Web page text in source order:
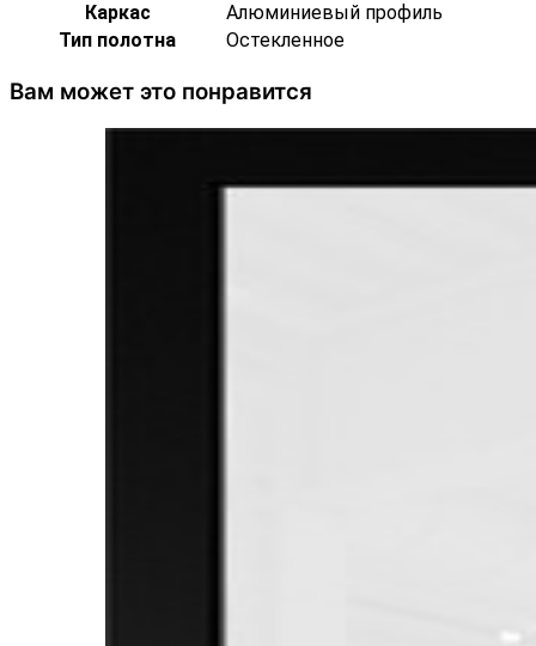
Каркас
Алюминиевый профиль
Тип полотна
Остекленное
Вам может это понравится